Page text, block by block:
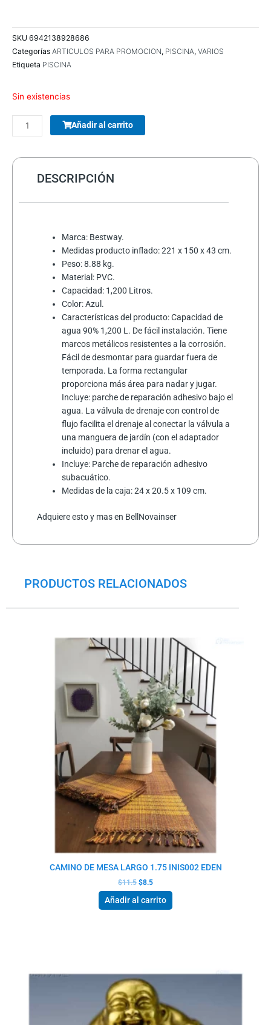
SKU 6942138928686
Categorías ARTICULOS PARA PROMOCION, PISCINA, VARIOS
Etiqueta PISCINA
Sin existencias
COMBO
TECLADO/MOUSE
178990
INALAMBRICO
Añadir al carrito
DESCRIPCIÓN
Marca: Bestway.
Medidas producto inflado: 221 x 150 x 43 cm.
Peso: 8.88 kg.
Material: PVC.
Capacidad: 1,200 Litros.
Color: Azul.
Características del producto: Capacidad de
agua 90% 1,200 L. De fácil instalación. Tiene
marcos metálicos resistentes a la corrosión.
Fácil de desmontar para guardar fuera de
temporada. La forma rectangular
proporciona más área para nadar y jugar.
Incluye: parche de reparación adhesivo bajo el
agua. La válvula de drenaje con control de
flujo facilita el drenaje al conectar la válvula a
una manguera de jardín (con el adaptador
incluido) para drenar el agua.
Incluye: Parche de reparación adhesivo
subacuático.
Medidas de la caja: 24 x 20.5 x 109 cm.
Adquiere esto y mas en BellNovainser
PRODUCTOS RELACIONADOS
CAMINO DE MESA LARGO 1.75 INIS002 EDEN
$11.5
original
era:
$11.5.
$8.5
actual
es:
$8.5.
Añadir al carrito
era:
$10.0.$7.5.